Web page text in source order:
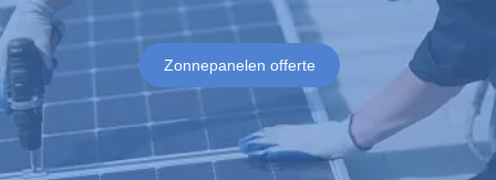
Zonnepanelen offerte